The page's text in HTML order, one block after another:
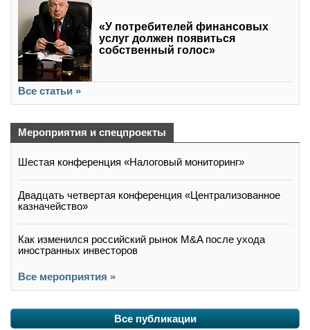
«У потребителей финансовых
услуг должен появиться
собственный голос»
Все статьи »
Мероприятия и спецпроекты
Шестая конференция «Налоговый мониторинг»
Двадцать четвертая конференция «Централизованное
казначейство»
Как изменился российский рынок M&A после ухода
иностранных инвесторов
Все мероприятия »
Все публикации